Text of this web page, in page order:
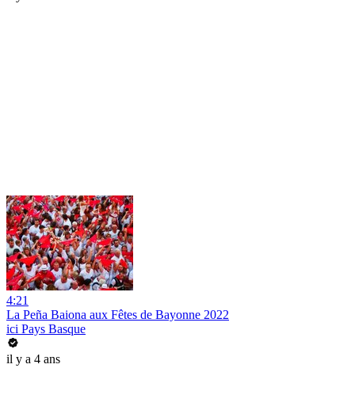
4:21
La Peña Baiona aux Fêtes de Bayonne 2022
ici Pays Basque
il y a 4 ans